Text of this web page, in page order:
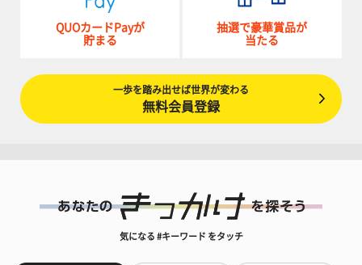
QUOカードPayが
貯まる
抽選で豪華賞品が
当たる
一歩を踏み出せば世界が変わる
無料会員登録
気になる #キーワード をタッチ